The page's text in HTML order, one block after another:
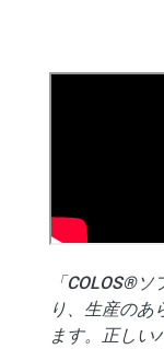
「COLOS®
り、生産のあ
ます。正しい